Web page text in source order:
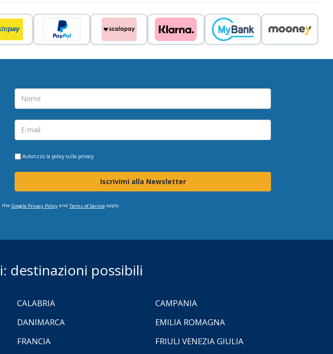
Autorizzo la policy sulla privacy
Iscrivimi alla Newsletter
the Google Privacy Policyand Terms of Serviceapply.
destinazioni possibili
CALABRIA
CAMPANIA
DANIMARCA
EMILIA ROMAGNA
FRANCIA FRIULI VENEZIA GIULIA